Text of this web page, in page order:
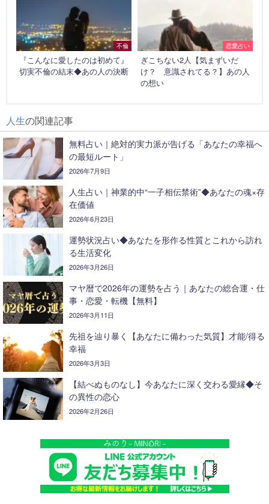
不倫
『こんなに愛したのは初めて』
切実不倫の結末◆あの人の決断
恋愛占い
ぎこちない2人【気まずいだ
け？ 意識されてる？】あの人
の想い
人生の関連記事
無料占い｜絶対的実力派が告げる「あなたの幸福へ
の最短ルート」
2026年7月9日
人生占い｜神業的中“一子相伝禁術”◆あなたの魂×存
在価値
2026年6月23日
運勢状況占い◆あなたを形作る性質とこれから訪れ
る生活変化
2026年3月26日
マヤ暦で2026年の運勢を占う｜あなたの総合運・仕
事・恋愛・転機【無料】
2026年3月11日
先祖を辿り暴く【あなたに備わった気質】才能/得る
幸福
2026年3月3日
【結べぬものなし】今あなたに深く交わる愛縁◆そ
の異性の恋心
2026年2月26日